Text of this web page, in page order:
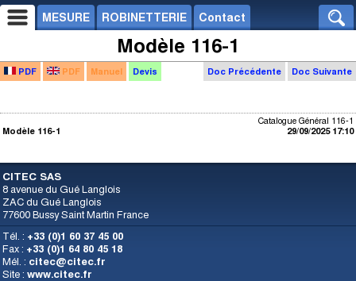
MESURE ROBINETTERIE Contact
Modèle 116-1
Doc Précédente Doc Suivante
PDF PDF Manuel Devis
Catalogue Général 116-1
29/09/2025 17:10
Modèle 116-1
CITEC SAS
8 avenue du Gué Langlois
ZAC du Gué Langlois
77600 Bussy Saint Martin France
Tél. : +33 (0)1 60 37 45 00
Fax : +33 (0)1 64 80 45 18
Mél. : citec@citec.fr
Site : www.citec.fr